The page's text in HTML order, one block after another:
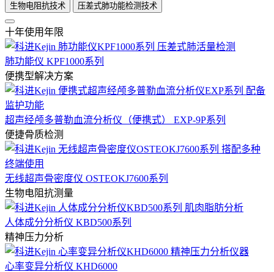
生物电阻抗技术
压差式肺功能检测技术
十年使用年限
肺功能仪 KPF1000系列
便携型解决方案
超声经颅多普勒血流分析仪（便携式） EXP-9P系列
便捷骨质检测
无线超声骨密度仪 OSTEOKJ7600系列
生物电阻抗测量
人体成分分析仪 KBD500系列
精神压力分析
心率变异分析仪 KHD6000